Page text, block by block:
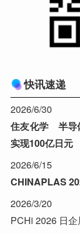
快讯速递
2026/6/30
住友化学 半导
实现100亿日元
2026/6/15
CHINAPLAS
2026/3/20
PCHi 2026 日